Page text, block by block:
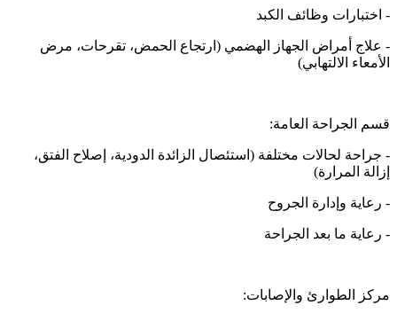
- اختبارات وظائف الكبد
- علاج أمراض الجهاز الهضمي (ارتجاع الحمض، تقرحات، مرض
الأمعاء الالتهابي)
قسم الجراحة العامة:
- جراحة لحالات مختلفة (استئصال الزائدة الدودية، إصلاح الفتق،
إزالة المرارة)
- رعاية وإدارة الجروح
- رعاية ما بعد الجراحة
مركز الطوارئ والإصابات: